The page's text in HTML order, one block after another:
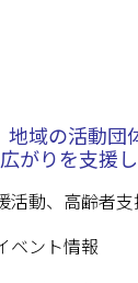
地域の活動
がりを支援し
活動、高齢者
ベント情報